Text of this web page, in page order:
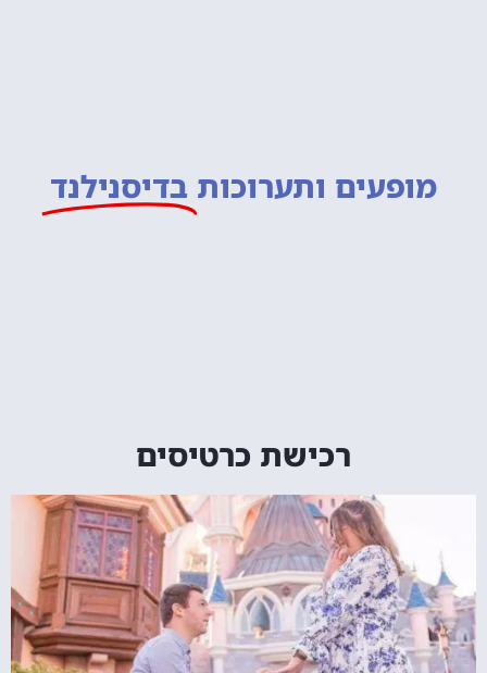
מופעים ותערוכות בדיסנילנד
רכישת כרטיסים